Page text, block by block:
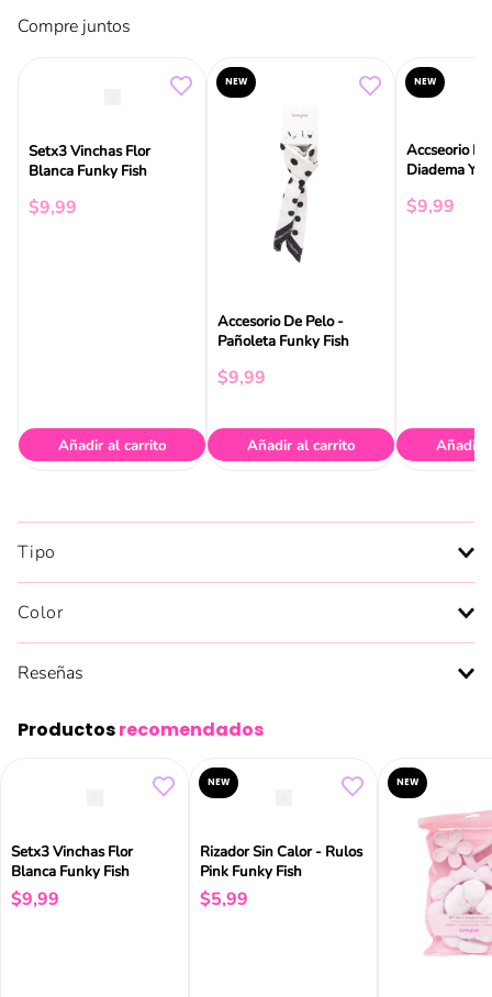
Compre juntos
Setx3 Vinchas Flor
Blanca Funky Fish
$9,99
Añadir al carrito
NEW
Accesorio De Pelo -
Pañoleta Funky Fish
$9,99
Añadir al carrito
NEW
Accseorio
Diadema Y
$9,99
Añadir
Tipo
Color
Reseñas
Productosrecomendados
Setx3 Vinchas Flor
Blanca Funky Fish
$9,99
NEW
Rizador Sin Calor - Rulos
Pink Funky Fish
$5,99
NEW